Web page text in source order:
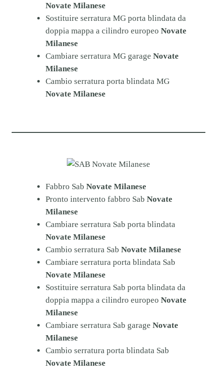
Novate Milanese
Sostituire serratura MG porta blindata da
doppia mappa a cilindro europeo Novate
Milanese
Cambiare serratura MG garage Novate
Milanese
Cambio serratura porta blindata MG
Novate Milanese
Fabbro Sab Novate Milanese
Pronto intervento fabbro Sab Novate
Milanese
Cambiare serratura Sab porta blindata
Novate Milanese
Cambio serratura Sab Novate Milanese
Cambiare serratura porta blindata Sab
Novate Milanese
Sostituire serratura Sab porta blindata da
doppia mappa a cilindro europeo Novate
Milanese
Cambiare serratura Sab garage Novate
Milanese
Cambio serratura porta blindata Sab
Novate Milanese